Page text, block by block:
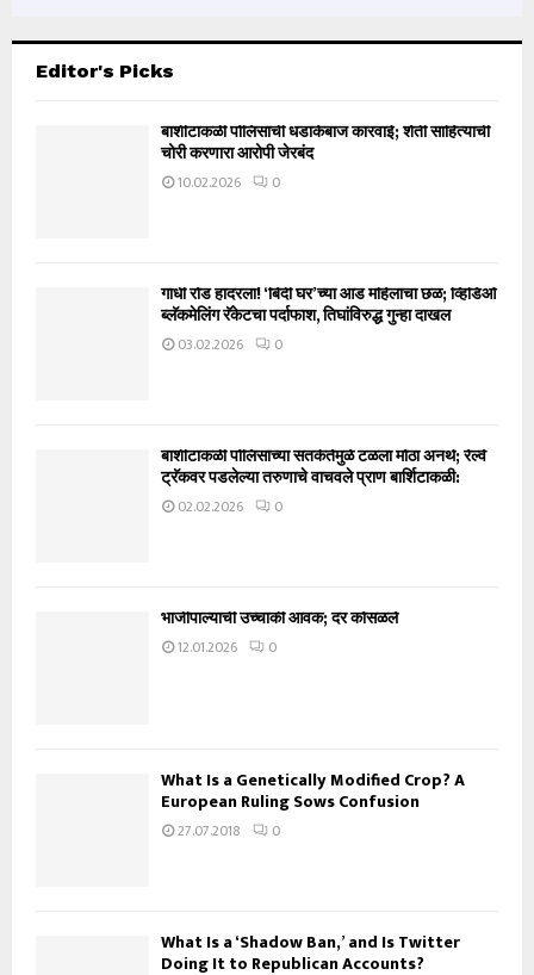
Editor's Picks
बार्शीटाकळी पोलिसांची धडाकेबाज कारवाई; शेती साहित्याची
चोरी करणारा आरोपी जेरबंद
10.02.2026 0
गांधी रोड हादरला! ‘बिंदी घर’च्या आड महिलांचा छळ; व्हिडिओ
ब्लॅकमेलिंग रॅकेटचा पर्दाफाश, तिघांविरुद्ध गुन्हा दाखल
03.02.2026 0
बार्शीटाकळी पोलिसांच्या सतर्कतेमुळे टळला मोठा अनर्थ; रेल्वे
ट्रॅकवर पडलेल्या तरुणाचे वाचवले प्राण बार्शिटाकळी:
02.02.2026 0
भाजीपाल्याची उच्चांकी आवक; दर कोसळले
12.01.2026 0
What Is a Genetically Modified Crop? A
European Ruling Sows Confusion
27.07.2018 0
What Is a ‘Shadow Ban,’ and Is Twitter
Doing It to Republican Accounts?